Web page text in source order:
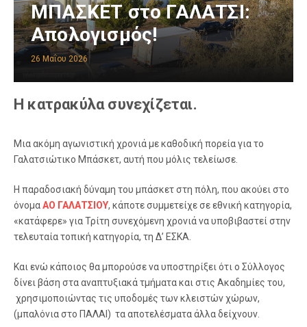
ΜΠΑΣΚΕΤ στο ΓΑΛΑΤΣΙ:
Απολογισμός!
26 Μαΐου 2026
Η κατρακύλα συνεχίζεται.
Μια ακόμη αγωνιστική χρονιά με καθοδική πορεία για το
Γαλατσιώτικο Μπάσκετ, αυτή που μόλις τελείωσε.
Η παραδοσιακή δύναμη του μπάσκετ στη πόλη, που ακούει στο
όνομαΑΟ ΓΑΛΑΤΣΙΟΥ, κάποτε συμμετείχε σε εθνική κατηγορία,
«κατάφερε» για Τρίτη συνεχόμενη χρονιά να υποβιβαστεί στην
τελευταία τοπική κατηγορία, τη Δ’ ΕΣΚΑ.
Και ενώ κάποιος θα μπορούσε να υποστηρίξει ότι ο Σύλλογος
δίνει βάση στα αναπτυξιακά τμήματα και στις Ακαδημίες του,
χρησιμοποιώντας τις υποδομές των κλειστών χώρων,
(μπαλόνια στο ΠΑΛΑΙ) τα αποτελέσματα άλλα δείχνουν.